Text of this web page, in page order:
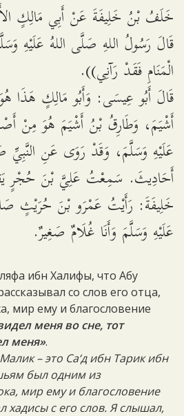
خَلَفُ بْنُ خَلِيفَةَ عَنْ أَبِي مَالِكٍ
قَالَ رَسُولُ اللهِ صَلَّى اللهُ عَلَيْهِ
الْمَنَامِ فَقَدْ رَآنِي)).
قَالَ أَبُو عِيسَى: وَأَبُو مَالِكٍ
أَشْيَمَ، وَطَارِقُ بْنُ أَشْيَمَ هُوَ مِنْ
عَلَيْهِ وَسَلَّمَ، وَقَدْ رَوَى عَنِ النَّبِيِّ
أَحَادِيثَ. سَمِعْتُ عَلِيَّ بْنَ حُجْرٍ
خَلِيفَةَ: رَأَيْتُ عَمْرَو بْنَ حُرَيْثٍ
عَلَيْهِ وَسَلَّمَ وَأَنَا غُلَامٌ صَغِيرٌ.
ибн Халифы, что Абу
со слов его отца,
мир ему и благословение
меня во сне, тот
меня».
– это Са‘д ибн Тарик ибн
был одним из
мир ему и благословение
хадисы с его слов. Я слышал,